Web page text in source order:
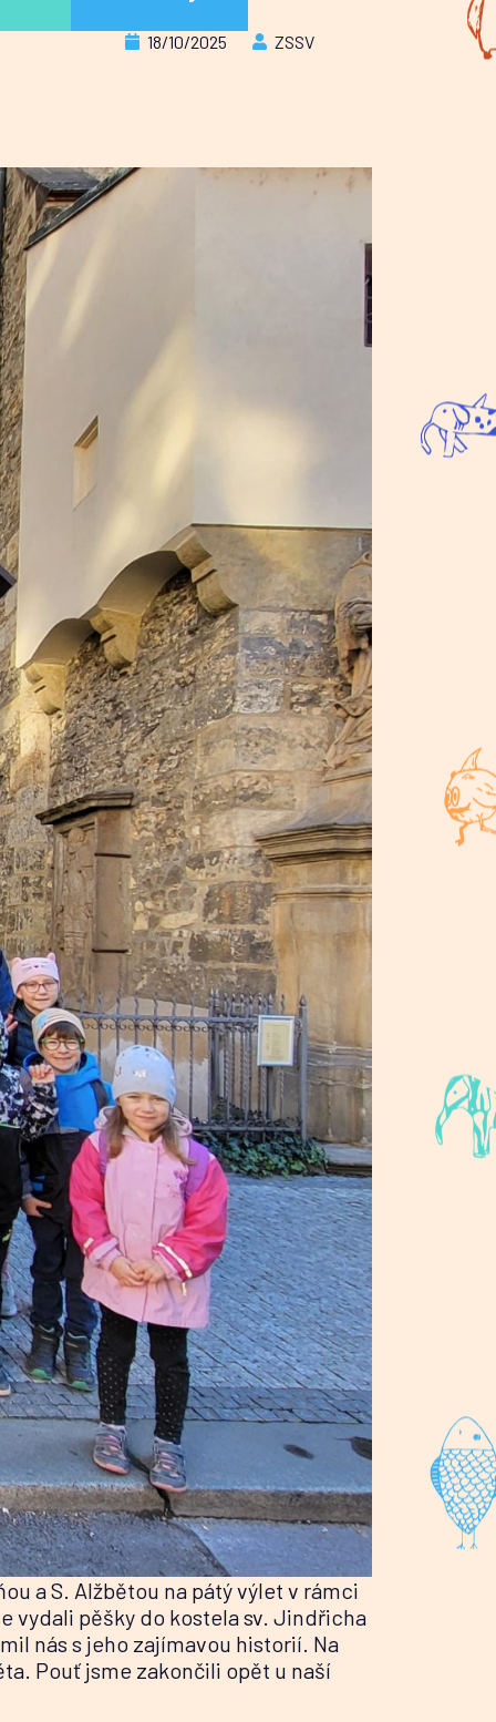
18/10/2025 ZSSV
a S. Alžbětou na pátý výlet v rámci
vydali pěšky do kostela sv. Jindřicha
nás s jeho zajímavou historií. Na
Pouť jsme zakončili opět u naší